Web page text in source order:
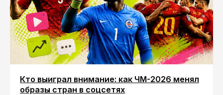
Кто выиграл внимание: как ЧМ-2026 менял
образы стран в соцсетях